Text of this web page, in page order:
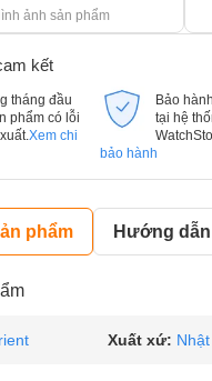
ảnh sản phẩm
kết
tháng đầu
phẩm có lỗi
Xem chi
Bảo hành
tại hệ
bảo hành
phẩm Hướng
Xuất xứ: Nhật